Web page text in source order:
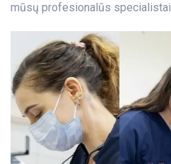
mūsų profesionalūs specialistai